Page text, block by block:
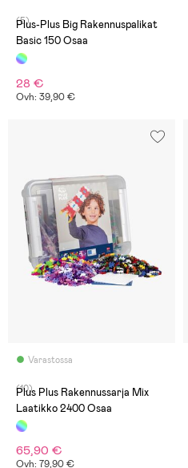
(5)
Plus-Plus Big Rakennuspalikat
Basic 150 Osaa
28 €
Ovh: 39,90 €
Varastossa
(10)
Plus Plus Rakennussarja Mix
Laatikko 2400 Osaa
65,90 €
Ovh: 79,90 €